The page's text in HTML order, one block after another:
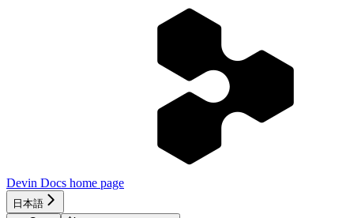
Devin Docs home page
日本語